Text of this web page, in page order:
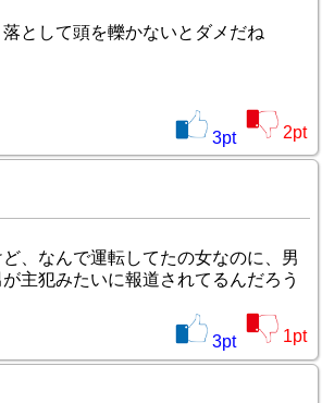
として頭を轢かないとダメだね
3pt 2pt
、なんで運転してたの女なのに、男
主犯みたいに報道されてるんだろう
3pt 1pt